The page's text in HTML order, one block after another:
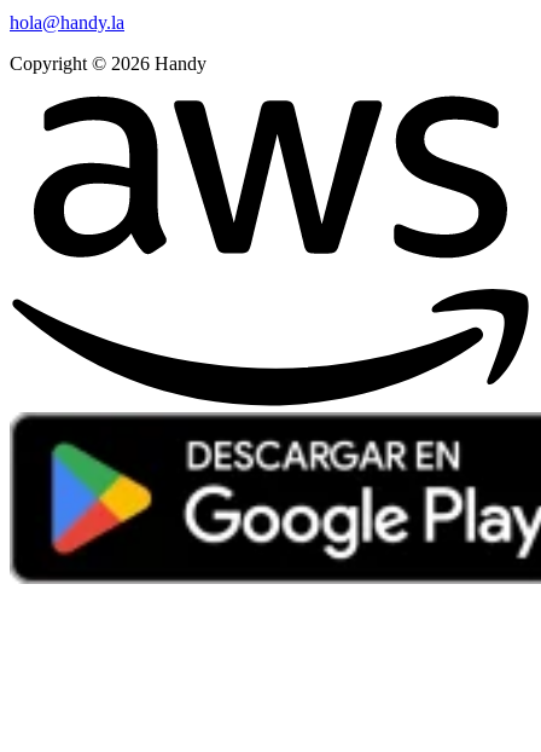
hola@handy.la
Copyright © 2026 Handy